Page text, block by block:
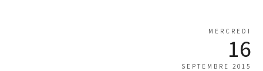
MERCREDI
16
SEPTEMBRE 2015